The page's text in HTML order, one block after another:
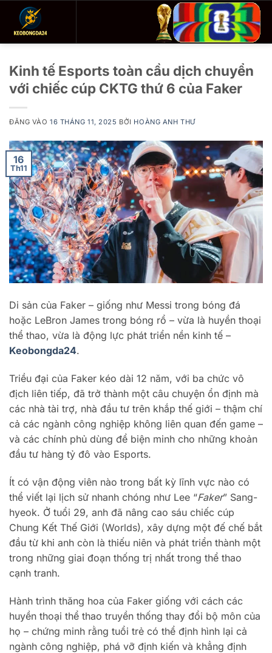
Kinh tế Esports toàn cầu dịch chuyển
với chiếc cúp CKTG thứ 6 của Faker
ĐĂNG VÀO16 THÁNG 11, 2025 BỞI HOÀNG ANH THƯ
16
Th11
Di sản của Faker – giống như Messi trong bóng đá
hoặc LeBron James trong bóng rổ – vừa là huyền thoại
thể thao, vừa là động lực phát triển nền kinh tế –
Keobongda24.
Triều đại của Faker kéo dài 12 năm, với ba chức vô
địch liên tiếp, đã trở thành một câu chuyện ổn định mà
các nhà tài trợ, nhà đầu tư trên khắp thế giới – thậm chí
cả các ngành công nghiệp không liên quan đến game –
và các chính phủ dùng để biện minh cho những khoản
đầu tư hàng tỷ đô vào Esports.
Ít có vận động viên nào trong bất kỳ lĩnh vực nào có
thể viết lại lịch sử nhanh chóng như Lee “Faker” Sang-
hyeok. Ở tuổi 29, anh đã nâng cao sáu chiếc cúp
Chung Kết Thế Giới (Worlds), xây dựng một đế chế bắt
đầu từ khi anh còn là thiếu niên và phát triển thành một
trong những giai đoạn thống trị nhất trong thể thao
cạnh tranh.
Hành trình thăng hoa của Faker giống với cách các
huyền thoại thể thao truyền thống thay đổi bộ môn của
họ – chứng minh rằng tuổi trẻ có thể định hình lại cả
ngành công nghiệp, phá vỡ định kiến và khẳng định